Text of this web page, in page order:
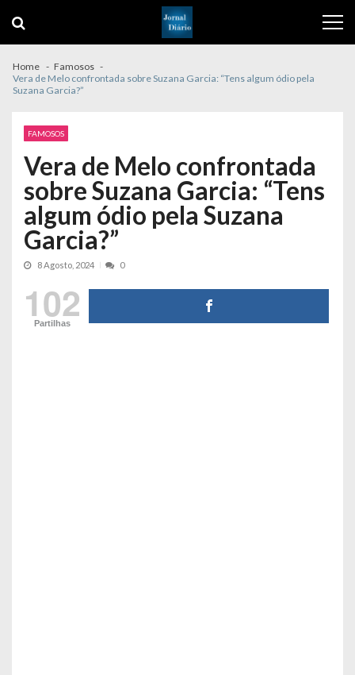
navigation
content
Home
Famosos
Vera de Melo confrontada sobre Suzana Garcia: “Tens algum ódio pela
Suzana Garcia?”
FAMOSOS
Vera de Melo confrontada
sobre Suzana Garcia: “Tens
algum ódio pela Suzana
Garcia?”
8 Agosto, 2024 0
102
Partilhas